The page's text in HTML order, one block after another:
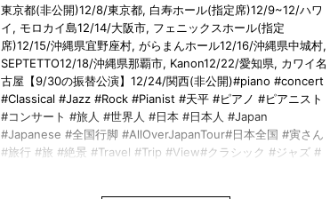
東京都(非公開)12/8/東京都, 白寿ホール(指定席)12/9~12/ハワ
イ, モロカイ島12/14/大阪市, フェニックスホール(指定
席)12/15/沖縄県宜野座村, がらまんホール12/16/沖縄県中城村,
SEPTETTO12/18/沖縄県那覇市, Kanon12/22/愛知県, カワイ名
古屋【9/30の振替公演】12/24/関西(非公開)#piano #concert
#Classical #Jazz #Rock #Pianist #天平 #ピアノ #ピアニスト
#コンサート #旅人 #世界人 #日本 #日本人 #Japan
#Japanese #全国行脚 #AllOverJapanTour#日本全国 #寅さん
#旅行 #旅 #絶景 #Travel #Trip #View#クラシック #ジャズ #